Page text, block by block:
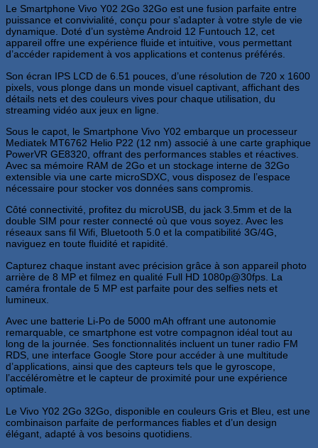
Le Smartphone Vivo Y02 2Go 32Go est une fusion parfaite entre
puissance et convivialité, conçu pour s’adapter à votre style de vie
dynamique. Doté d’un système Android 12 Funtouch 12, cet
appareil offre une expérience fluide et intuitive, vous permettant
d’accéder rapidement à vos applications et contenus préférés.
Son écran IPS LCD de 6.51 pouces, d’une résolution de 720 x 1600
pixels, vous plonge dans un monde visuel captivant, affichant des
détails nets et des couleurs vives pour chaque utilisation, du
streaming vidéo aux jeux en ligne.
Sous le capot, le Smartphone Vivo Y02 embarque un processeur
Mediatek MT6762 Helio P22 (12 nm) associé à une carte graphique
PowerVR GE8320, offrant des performances stables et réactives.
Avec sa mémoire RAM de 2Go et un stockage interne de 32Go
extensible via une carte microSDXC, vous disposez de l’espace
nécessaire pour stocker vos données sans compromis.
Côté connectivité, profitez du microUSB, du jack 3.5mm et de la
double SIM pour rester connecté où que vous soyez. Avec les
réseaux sans fil Wifi, Bluetooth 5.0 et la compatibilité 3G/4G,
naviguez en toute fluidité et rapidité.
Capturez chaque instant avec précision grâce à son appareil photo
arrière de 8 MP et filmez en qualité Full HD 1080p@30fps. La
caméra frontale de 5 MP est parfaite pour des selfies nets et
lumineux.
Avec une batterie Li-Po de 5000 mAh offrant une autonomie
remarquable, ce smartphone est votre compagnon idéal tout au
long de la journée. Ses fonctionnalités incluent un tuner radio FM
RDS, une interface Google Store pour accéder à une multitude
d’applications, ainsi que des capteurs tels que le gyroscope,
l’accéléromètre et le capteur de proximité pour une expérience
optimale.
Le Vivo Y02 2Go 32Go, disponible en couleurs Gris et Bleu, est une
combinaison parfaite de performances fiables et d’un design
élégant, adapté à vos besoins quotidiens.